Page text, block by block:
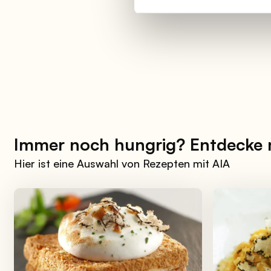
Immer noch hungrig? Entdecke
Hier ist eine Auswahl von Rezepten mit AIA